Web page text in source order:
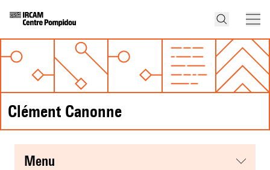
Clément Canonne
menu